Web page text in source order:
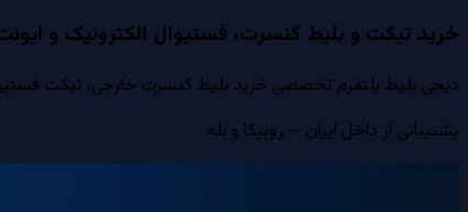
خرید تیکت و بلیط کنسرت، فستیوال الکترونیک و
دیجی بلیط پلتفرم تخصصی خرید بلیط کنسرت خارجی، تیکت
پشتیبانی از داخل ایران — روبیکا و بله